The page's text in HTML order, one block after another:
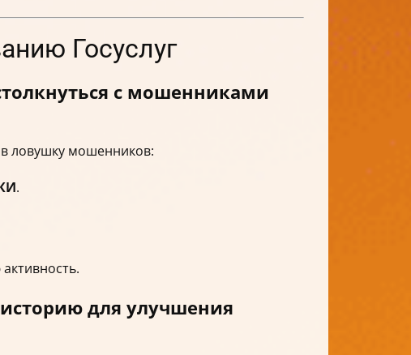
Госуслуг
с мошенниками
ловушку мошенников:
.
для улучшения